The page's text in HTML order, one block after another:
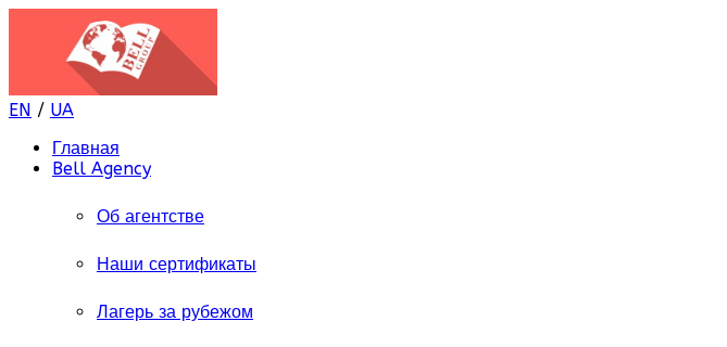
EN / UA
Главная
Bell Agency
Об агентстве
Наши сертификаты
Лагерь за рубежом